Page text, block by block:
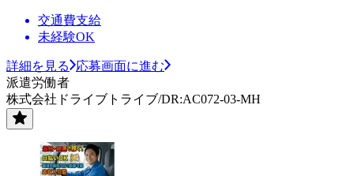
交通費支給
未経験OK
詳細を見る
応募画面に進む
派遣労働者
株式会社ドライブトライブ/DR:AC072-03-MH